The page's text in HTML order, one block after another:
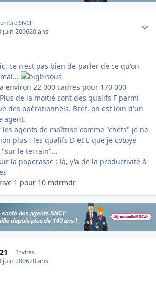
SNCF
juin 200620 ans
ce n'est pas bien de parler de ce qu'on
environ 22 000 cadres pour 170 000
de la moitié sont des qualifs F parmi
des opérationnels. Bref, on est loin d'un
agent.
agents de maîtrise comme "chefs" je ne
plus : les qualifs D et E que je cotoye
le terrain"...
la paperasse : là, y'a de la productivité à
1 pour 10 mdrmdr
Invités
juin 200620 ans